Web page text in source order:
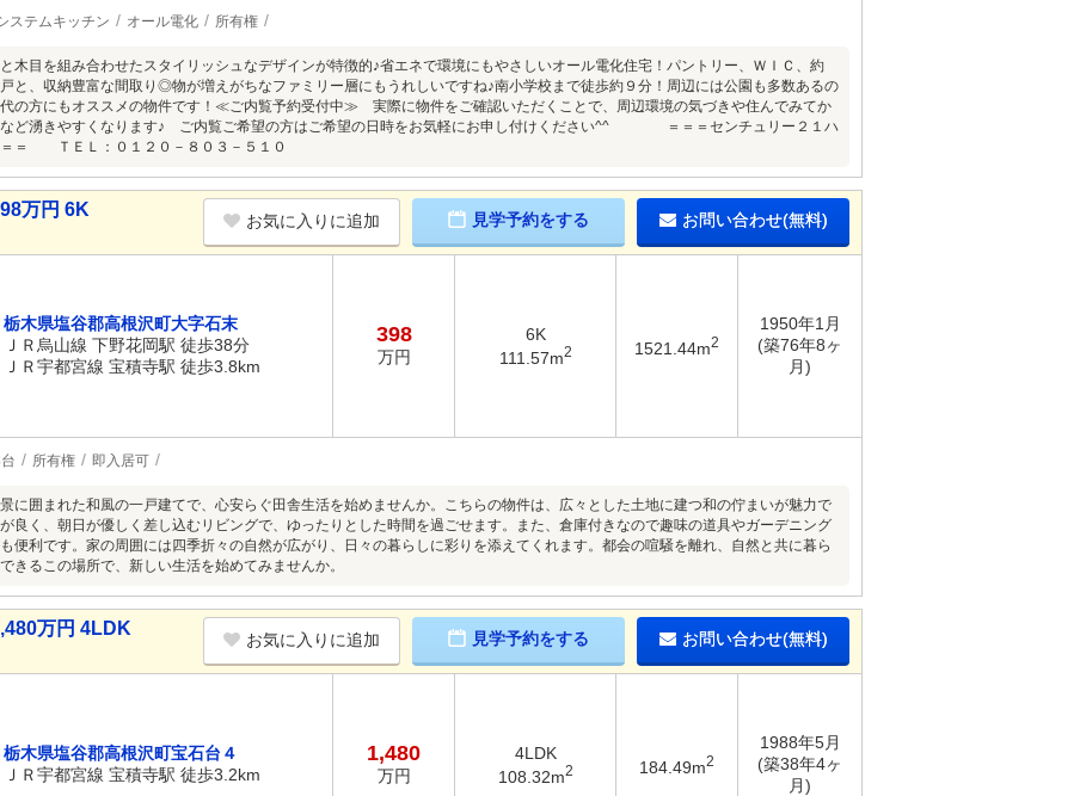
ステムキッチン オール電化 所有権
木目を組み合わせたスタイリッシュなデザインが特徴的♪省エネで環境にもやさしいオール電化住宅！パントリー、ＷＩＣ、約
と、収納豊富な間取り◎物が増えがちなファミリー層にもうれしいですね♪南小学校まで徒歩約９分！周辺には公園も多数あるの
の方にもオススメの物件です！≪ご内覧予約受付中≫ 実際に物件をご確認いただくことで、周辺環境の気づきや住んでみてか
など湧きやすくなります♪ ご内覧ご希望の方はご希望の日時をお気軽にお申し付けください^^ ＝＝＝センチュリー２１ハ
＝＝ ＴＥＬ：０１２０－８０３－５１０
万円 6K
お気に入りに追加 見学予約をする お問い合わせ(無料)
栃木県塩谷郡高根沢町大字石末
ＪＲ烏山線 下野花岡駅 徒歩38分
ＪＲ宇都宮線 宝積寺駅 徒歩3.8km
398
万円
6K
111.57m2 1521.44m2
1950年1月
(築76年8ヶ
月)
所有権 即入居可
に囲まれた和風の一戸建てで、心安らぐ田舎生活を始めませんか。こちらの物件は、広々とした土地に建つ和の佇まいが魅力で
良く、朝日が優しく差し込むリビングで、ゆったりとした時間を過ごせます。また、倉庫付きなので趣味の道具やガーデニング
便利です。家の周囲には四季折々の自然が広がり、日々の暮らしに彩りを添えてくれます。都会の喧騒を離れ、自然と共に暮ら
きるこの場所で、新しい生活を始めてみませんか。
万円 4LDK
お気に入りに追加 見学予約をする お問い合わせ(無料)
栃木県塩谷郡高根沢町宝石台４
ＪＲ宇都宮線 宝積寺駅 徒歩3.2km
1,480
万円
4LDK
108.32m2 184.49m2
1988年5月
(築38年4ヶ
月)